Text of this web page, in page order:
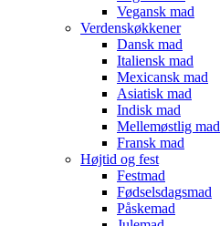
Vegansk mad
Verdenskøkkener
Dansk mad
Italiensk mad
Mexicansk mad
Asiatisk mad
Indisk mad
Mellemøstlig mad
Fransk mad
Højtid og fest
Festmad
Fødselsdagsmad
Påskemad